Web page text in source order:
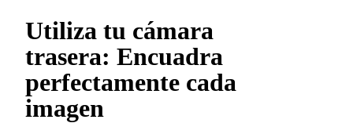
Utiliza tu cámara
trasera: Encuadra
perfectamente cada
imagen